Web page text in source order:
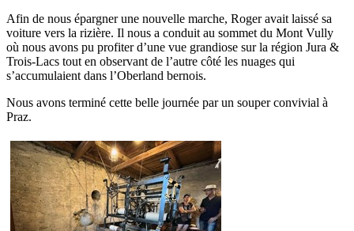
Afin de nous épargner une nouvelle marche, Roger avait laissé sa
voiture vers la rizière. Il nous a conduit au sommet du Mont Vully
où nous avons pu profiter d’une vue grandiose sur la région Jura &
Trois-Lacs tout en observant de l’autre côté les nuages qui
s’accumulaient dans l’Oberland bernois.
Nous avons terminé cette belle journée par un souper convivial à
Praz.